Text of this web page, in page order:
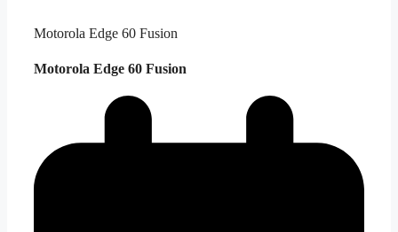
Motorola Edge 60 Fusion
Motorola Edge 60 Fusion